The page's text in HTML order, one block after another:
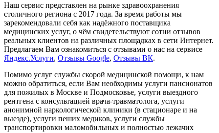
Наш сервис представлен на рынке здравоохранения
столичного региона с 2017 года. За время работы мы
зарекомендовали себя как надёжного поставщика
медицинских услуг, о чём свидетельствуют сотни отзывов
реальных клиентов на различных площадках в сети Интернет.
Предлагаем Вам ознакомиться с отзывами о нас на сервисе
Яндекс.Услуги, Отзывы Google, Отзывы ВК.
Помимо услуг службы скорой медицинской помощи, к нам
можно обратиться, если Вам необходимы услуги пансионатов
для пожилых в Москве и Подмосковье, услуги выездного
рентгена с консультацией врача-травматолога, услуги
анонимной наркологической клиники (в стационаре и на
выезде), услуги пеших медиков, услуги службы
транспортировки маломобильных и полностью лежачих